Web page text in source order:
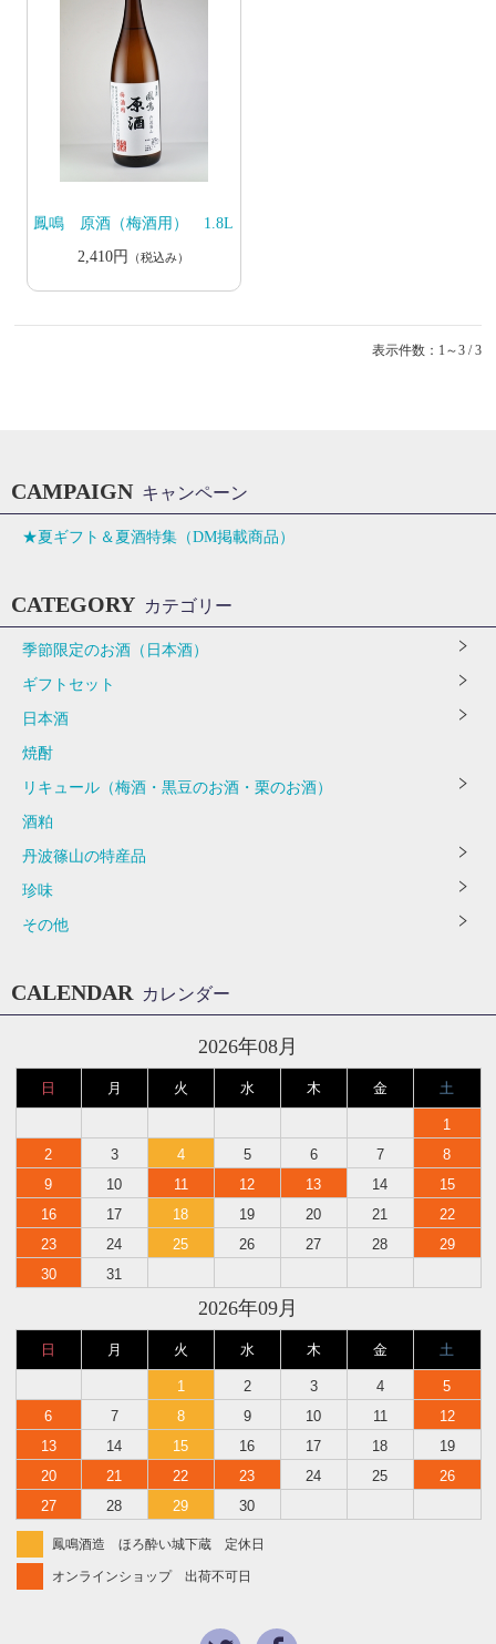
鳳鳴 原酒（梅酒用） 1.8L
2,410円
（税込み）
表示件数：1～3 / 3
CAMPAIGN キャンペーン
★夏ギフト＆夏酒特集（DM掲載商品）
CATEGORY カテゴリー
季節限定のお酒（日本酒）
ギフトセット
日本酒
焼酎
リキュール（梅酒・黒豆のお酒・栗のお酒）
酒粕
丹波篠山の特産品
珍味
その他
CALENDAR カレンダー
2026年08月
日 月 火 水 木 金 土
1
2
3 4 5 6 7
8
9
10 11 12 13 14
15
16
17 18 19 20 21
22
23
24 25 26 27 28
29
30
31
2026年09月
日 月 火 水 木 金 土
1 2 3 4
5
6
7 8 9 10 11
12
13
14 15 16 17 18
19
20
21 22 23 24 25
26
27
28 29 30
鳳鳴酒造 ほろ酔い城下蔵 定休日
オンラインショップ 出荷不可日